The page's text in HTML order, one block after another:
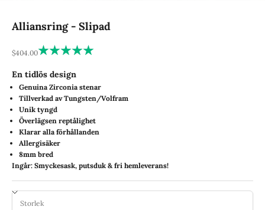
Alliansring - Slipad
REA-pris
$404.00
En tidlös design
Genuina Zirconia stenar
Tillverkad av Tungsten/Volfram
Unik tyngd
Överlägsen reptålighet
Klarar alla förhållanden
Allergisäker
8mm bred
Ingår: Smyckesask, putsduk & fri hemleverans!